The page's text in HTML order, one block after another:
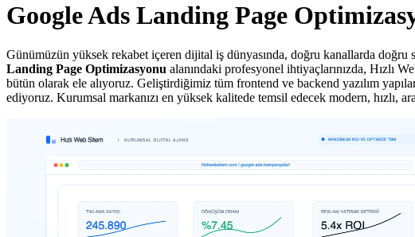
Google Ads Landing Page
Günümüzün yüksek rekabet içeren dijital iş dünyasında, doğru kanallarda doğru
Landing Page Optimizasyonu alanındaki profesyonel ihtiyaçlarınızda, Hızlı
bütün olarak ele alıyoruz. Geliştirdiğimiz tüm frontend ve backend yazılım
ediyoruz. Kurumsal markanızı en yüksek kalitede temsil edecek modern, hızlı,